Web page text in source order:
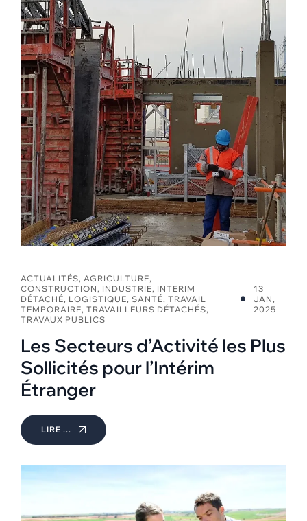
ACTUALITÉS, AGRICULTURE,
CONSTRUCTION , INDUSTRIE, INTERIM
DÉTACHÉ, LOGISTIQUE, SANTÉ, TRAVAIL
TEMPORAIRE, TRAVAILLEURS DÉTACHÉS,
TRAVAUX PUBLICS
13
JAN,
2025
Les Secteurs d’Activité les Plus
Sollicités pour l’Intérim
Étranger
LIRE ...